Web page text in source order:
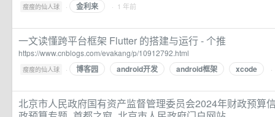
瘦瘦的仙人球 · 金利来 · 1 年前
一文读懂跨平台框架 Flutter 的搭建与运行 - 个推
https://www.cnblogs.com/evakang/p/10912792.html
瘦瘦的仙人球 · 博客园 android开发 android框架 xcode
北京市人民政府国有资产监督管理委员会2024年财政预算